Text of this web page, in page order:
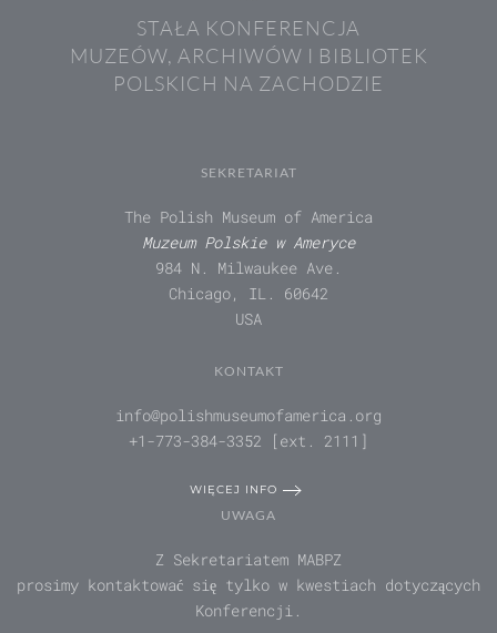
STAŁA KONFERENCJA
MUZEÓW, ARCHIWÓW I BIBLIOTEK
POLSKICH NA ZACHODZIE
SEKRETARIAT
The Polish Museum of America
Muzeum Polskie w Ameryce
984 N. Milwaukee Ave.
Chicago, IL. 60642
USA
KONTAKT
info@polishmuseumofamerica.org
+1-773-384-3352 [ext. 2111]
WIĘCEJ INFO
UWAGA
Z Sekretariatem MABPZ
prosimy kontaktować się tylko w kwestiach dotyczących
Konferencji.